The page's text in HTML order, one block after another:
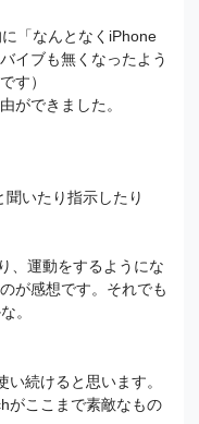
「なんとなくiPhone
イブも無くなったよう
す）
ができました。
いたり指示したり
、運動をするようにな
が感想です。それでも
。
続けると思います。
がここまで素敵なもの